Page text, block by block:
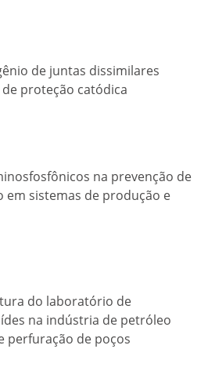
de juntas dissimilares
proteção catódica
na prevenção de
em sistemas de produção e
do laboratório de
na indústria de petróleo
perfuração de poços